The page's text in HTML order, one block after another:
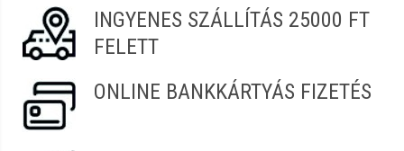
INGYENES SZÁLLÍTÁS 25000 FT
FELETT
ONLINE BANKKÁRTYÁS FIZETÉS